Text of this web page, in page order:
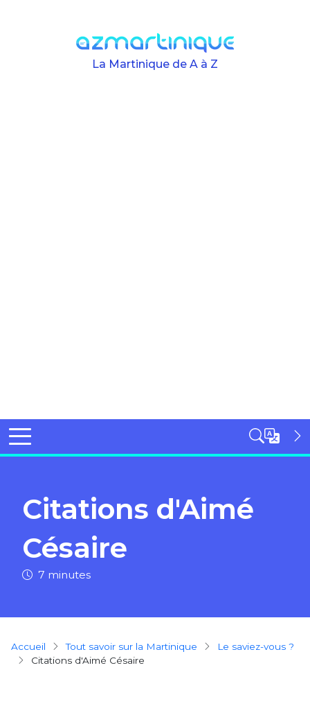
La Martinique de A à Z
Citations d'Aimé
Césaire
7 minutes
Breadcrumb
Accueil Tout savoir sur la Martinique
Le saviez-vous ?
Citations d'Aimé Césaire